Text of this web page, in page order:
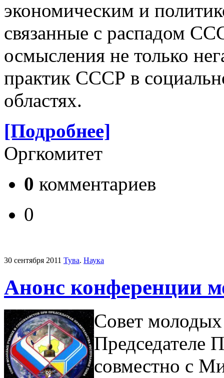
экономическим и
связанные с распадом
осмысления не только
практик СССР в
областях.
[Подробнее]
Оргкомитет
0 комментариев
0
30 сентября 2011 Тува. Наука
Анонс конференции
Совет
Председателе
совместно с